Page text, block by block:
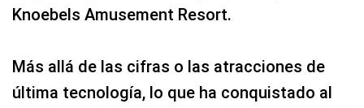
Knoebels Amusement Resort.
Más allá de las cifras o las atracciones de
última tecnología, lo que ha conquistado al